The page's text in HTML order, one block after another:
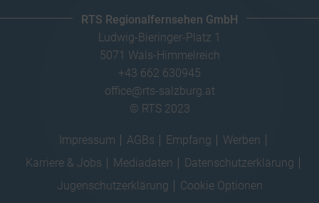
RTS Regionalfernsehen GmbH
Ludwig-Bieringer-Platz 1
5071 Wals-Himmelreich
+43 662 630945
office@rts-salzburg.at
© RTS 2023
Impressum AGBs Empfang
Werben
Karriere & Jobs
Mediadaten
Datenschutzerklärung
Jugenschutzerklärung
Cookie Optionen